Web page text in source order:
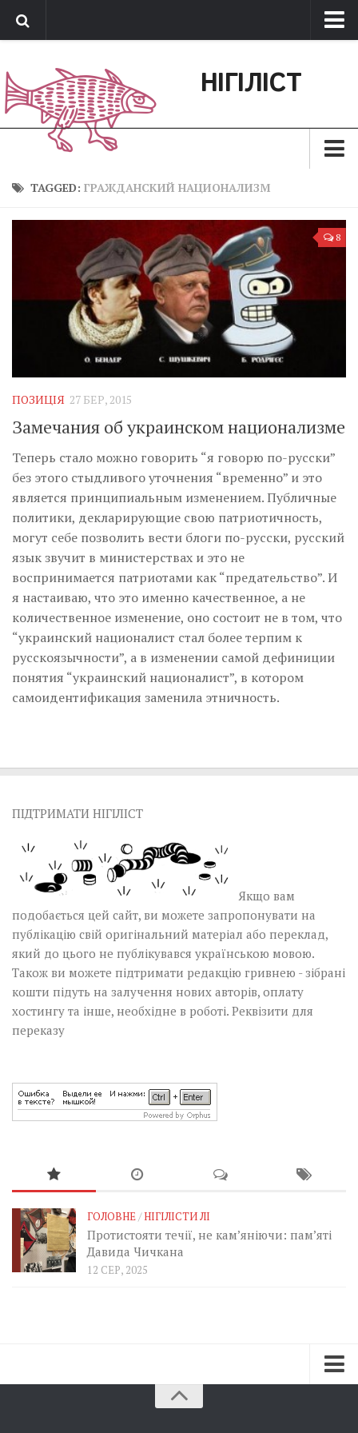
Обратная связь
Поддержать сайт
НІГІЛІСТ
Зараз
Belles lettres
Агітатор
Музика революції
Цитати
Inter/antinational
TAGGED: ГРАЖДАНСКИЙ НАЦИОНАЛИЗМ
8
ПОЗИЦІЯ 27 БЕР, 2015
Замечания об украинском национализме
Теперь стало можно говорить “я говорю по-русски”
без этого стыдливого уточнения “временно” и это
является принципиальным изменением. Публичные
политики, декларирующие свою патриотичность,
могут себе позволить вести блоги по-русски, русский
язык звучит в министерствах и это не
воспринимается патриотами как “предательство”. И
я настаиваю, что это именно качественное, а не
количественное изменение, оно состоит не в том, что
“украинский националист стал более терпим к
русскоязычности”, а в изменении самой дефиниции
понятия “украинский националист”, в котором
самоидентификация заменила этничность.
ПІДТРИМАТИ НІГІЛІСТ
Якщо вам
подобається цей сайт, ви можете запропонувати на
публікацію свій оригінальний матеріал або переклад,
який до цього не публікувався українською мовою.
Також ви можете підтримати редакцію гривнею - зібрані
кошти підуть на залучення нових авторів, оплату
хостингу та інше, необхідне в роботі. Реквізити для
переказу
ГОЛОВНЕ/НІГІЛІСТИ ЛІ
Протистояти течії, не кам’яніючи: пам’яті
Давида Чичкана
12 СЕР, 2025